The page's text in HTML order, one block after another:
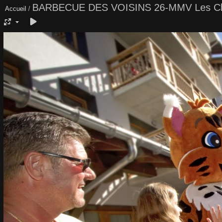
Accueil / BARBECUE DES VOISINS 26-MMV Les